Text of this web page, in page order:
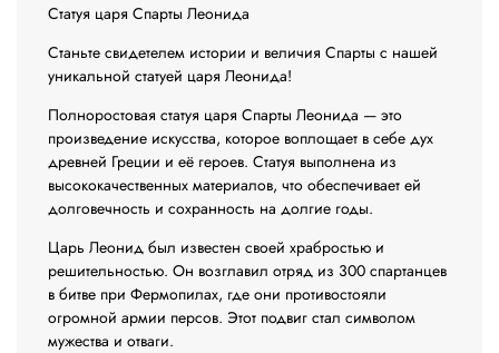
Статуя царя Спарты Леонида
Станьте свидетелем истории и величия Спарты с нашей
уникальной статуей царя Леонида!
Полноростовая статуя царя Спарты Леонида — это
произведение искусства, которое воплощает в себе дух
древней Греции и её героев. Статуя выполнена из
высококачественных материалов, что обеспечивает ей
долговечность и сохранность на долгие годы.
Царь Леонид был известен своей храбростью и
решительностью. Он возглавил отряд из 300 спартанцев
в битве при Фермопилах, где они противостояли
огромной армии персов. Этот подвиг стал символом
мужества и отваги.